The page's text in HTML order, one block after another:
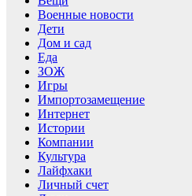
Военные новости
Дети
Дом и сад
Еда
ЗОЖ
Игры
Импортозамещение
Интернет
Истории
Компании
Культура
Лайфхаки
Личный счет